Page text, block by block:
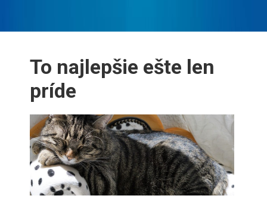
To najlepšie ešte len
príde